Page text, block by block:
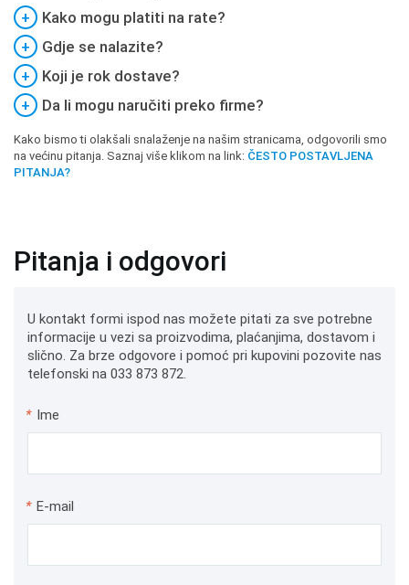
+
Kako mogu platiti na rate?
+
Gdje se nalazite?
+
Koji je rok dostave?
+
Da li mogu naručiti preko firme?
Kako bismo ti olakšali snalaženje na našim stranicama, odgovorili smo
na većinu pitanja. Saznaj više klikom na link: ČESTO POSTAVLJENA
PITANJA?
Pitanja i odgovori
U kontakt formi ispod nas možete pitati za sve potrebne
informacije u vezi sa proizvodima, plaćanjima, dostavom i
slično. Za brze odgovore i pomoć pri kupovini pozovite nas
telefonski na 033 873 872.
* Ime
* E-mail